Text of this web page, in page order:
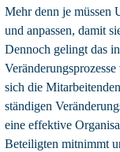
Mehr denn je müssen
und anpassen, damit
Dennoch gelingt das
sich die
ständigen
eine effektive
Beteiligten mitnimmt